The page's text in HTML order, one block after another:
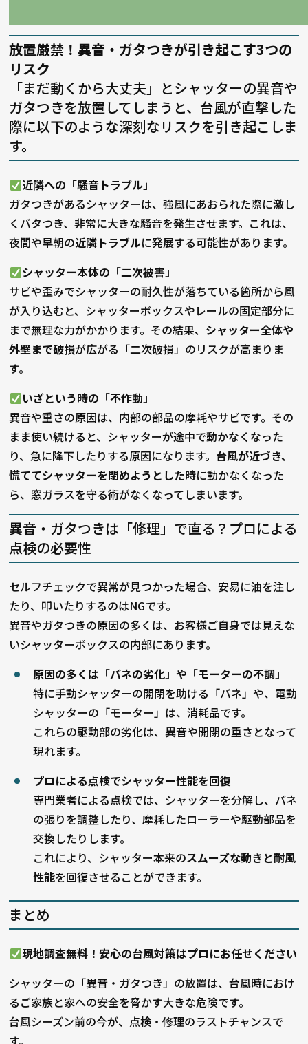
放置厳禁！異音・ガタつきが引き起こす3つの
リスク
「まだ動くから大丈夫」とシャッターの異音や
ガタつきを放置してしまうと、台風が直撃した
際に以下のような深刻なリスクを引き起こしま
す。
近隣への「騒音トラブル」
ガタつきがあるシャッターは、強風にあおられた際に激し
くバタつき、非常に大きな騒音を発生させます。これは、
夜間や早朝の近隣トラブルに発展する可能性があります。
シャッター本体の「二次被害」
サビや歪みでシャッターの耐久性が落ちている箇所から風
が入り込むと、シャッターボックスやレールの固定部分に
まで無理な力がかかります。その結果、 シャッター全体や
外壁まで破損が広がる「二次破損」のリスクが高まりま
す。
いざという時の「不作動」
異音や重さの原因は、内部の部品の摩耗やサビです。その
まま使い続けると、シャッターが途中で動かなくなった
り、急に降下したりする原因になります。 台風が近づき、
慌ててシャッターを閉めようとした時に動かなくなった
ら、窓ガラスを守る術がなくなってしまいます。
異音・ガタつきは「修理」で直る？プロによる
点検の必要性
セルフチェックで異常が見つかった場合、安易に油を注し
たり、叩いたりするのはNGです。
異音やガタつきの原因の多くは、お客様ご自身では見えな
いシャッターボックスの内部にあります。
原因の多くは「バネの劣化」や「モーターの不調」
特に手動シャッターの開閉を助ける「バネ」や、電動
シャッターの「モーター」は、消耗品です。
これらの駆動部の劣化は、異音や開閉の重さとなって
現れます。
プロによる点検でシャッター性能を回復
専門業者による点検では、シャッターを分解し、バネ
の張りを調整したり、摩耗したローラーや駆動部品を
交換したりします。
これにより、シャッター本来のスムーズな動きと耐風
性能を回復させることができます。
まとめ
現地調査無料！安心の台風対策はプロにお任せください
シャッターの「異音・ガタつき」の放置は、台風時におけ
るご家族と家への安全を脅かす大きな危険です。
台風シーズン前の今が、点検・修理のラストチャンスで
す。